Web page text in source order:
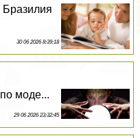
Бразилия
30 06 2026 8:39:18
моде...
29 06 2026 23:32:45